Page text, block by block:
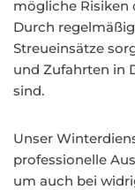
mögliche Risiken
Durch
Streueinsätze
und Zufahrten in
sind.
Unser
professionelle
um auch bei